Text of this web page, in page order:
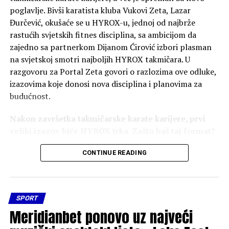
poglavlje. Bivši karatista kluba Vukovi Zeta, Lazar
Đurčević, okušaće se u HYROX-u, jednoj od najbrže
rastućih svjetskih fitnes disciplina, sa ambicijom da
zajedno sa partnerkom Dijanom Ćirović izbori plasman
na svjetskoj smotri najboljih HYROX takmičara. U
razgovoru za Portal Zeta govori o razlozima ove odluke,
izazovima koje donosi nova disciplina i planovima za
budućnost.
Nakon završetka takmičarske karate karijere, prvi
Nakon karate karijere želio sam novi izazov koji će
zadržati takmičarski duh i potrebu za napretkom.
HYROX me privukao jer spaja snagu, izdržljivost i
mentalnu snagu – stvari koje su me pratile i kroz karate.
To je novi test i prilika da pomjerim svoje granice u
drugačijem formatu.
CONTINUE READING
SPORT
Meridianbet ponovo uz najveći